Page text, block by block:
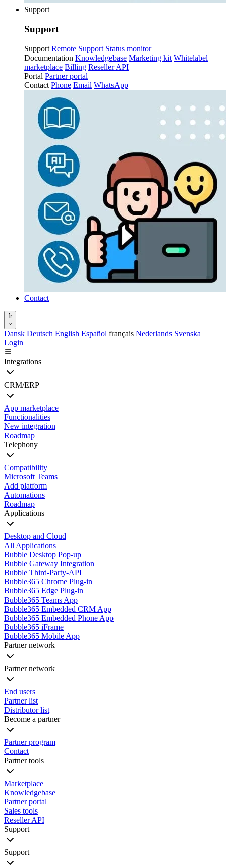
Support
Support
Support Remote Support Status monitor
Documentation Knowledgebase Marketing kit Whitelabel
marketplace Billing Reseller API
Portal Partner portal
Contact Phone Email WhatsApp
Contact
fr
Dansk Deutsch English Español français Nederlands Svenska
Login
Integrations
CRM/ERP
App marketplace
Functionalities
New integration
Roadmap
Telephony
Compatibility
Microsoft Teams
Add platform
Automations
Roadmap
Applications
Desktop and Cloud
All Applications
Bubble Desktop Pop-up
Bubble Gateway Integration
Bubble Third-Party-API
Bubble365 Chrome Plug-in
Bubble365 Edge Plug-in
Bubble365 Teams App
Bubble365 Embedded CRM App
Bubble365 Embedded Phone App
Bubble365 iFrame
Bubble365 Mobile App
Partner network
Partner network
End users
Partner list
Distributor list
Become a partner
Partner program
Contact
Partner tools
Marketplace
Knowledgebase
Partner portal
Sales tools
Reseller API
Support
Support